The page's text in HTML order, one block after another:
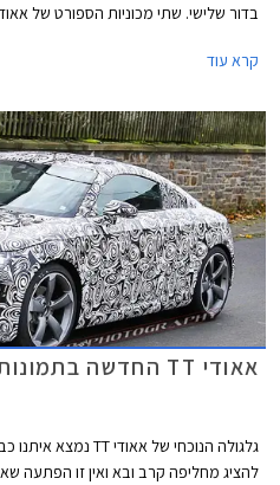
בדור שלישי. שתי מכוניות הספורט של
טכנולוגיות נוספות כמו גם מנועים חדשים עם
קרא עוד
אאודי TT החדשה בתמונות ריגול
להציג מחליפה קרב ובא ואין זו הפתעה